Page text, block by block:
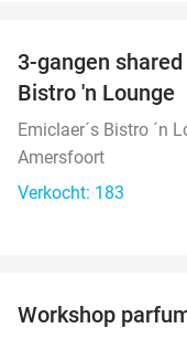
3-gangen
Bistro 'n Lounge
Emiclaer´s Bistro ´n
Amersfoort
Verkocht: 183
Workshop